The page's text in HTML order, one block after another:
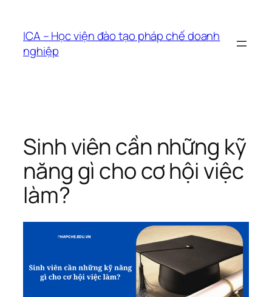
phầnICA – Học viện đào tạo pháp chế doanh
nghiệp
Sinh viên cần những kỹ
năng gì cho cơ hội việc
làm?